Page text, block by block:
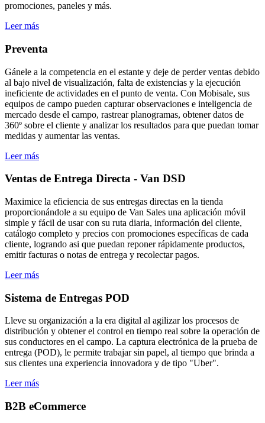
promociones, paneles y más.
Leer más
Preventa
Gánele a la competencia en el estante y deje de perder ventas debido
al bajo nivel de visualización, falta de existencias y la ejecución
ineficiente de actividades en el punto de venta. Con Mobisale, sus
equipos de campo pueden capturar observaciones e inteligencia de
mercado desde el campo, rastrear planogramas, obtener datos de
360º sobre el cliente y analizar los resultados para que puedan tomar
medidas y aumentar las ventas.
Leer más
Ventas de Entrega Directa - Van DSD
Maximice la eficiencia de sus entregas directas en la tienda
proporcionándole a su equipo de Van Sales una aplicación móvil
simple y fácil de usar con su ruta diaria, información del cliente,
catálogo completo y precios con promociones específicas de cada
cliente, logrando asi que puedan reponer rápidamente productos,
emitir facturas o notas de entrega y recolectar pagos.
Leer más
Sistema de Entregas POD
Lleve su organización a la era digital al agilizar los procesos de
distribución y obtener el control en tiempo real sobre la operación de
sus conductores en el campo. La captura electrónica de la prueba de
entrega (POD), le permite trabajar sin papel, al tiempo que brinda a
sus clientes una experiencia innovadora y de tipo "Uber".
Leer más
B2B eCommerce